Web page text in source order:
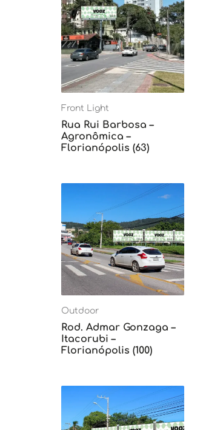
Front Light
Rua Rui Barbosa –
Agronômica –
Florianópolis (63)
Outdoor
Rod. Admar Gonzaga –
Itacorubi –
Florianópolis (100)